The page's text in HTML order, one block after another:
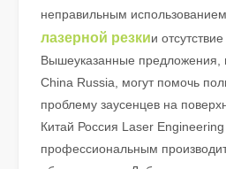
Лазерная резка металлических листов – широко используемый метод резки.
Лазерная резка металлических
неправильным использованием
лазерной резкии
Вышеуказанные предложения,
China Russia, могут помочь
проблему заусенцев на
Китай Россия Laser
профессиональным